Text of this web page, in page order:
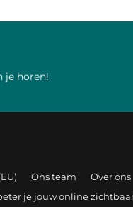
je horen!
Ons team Over ons
je jouw online